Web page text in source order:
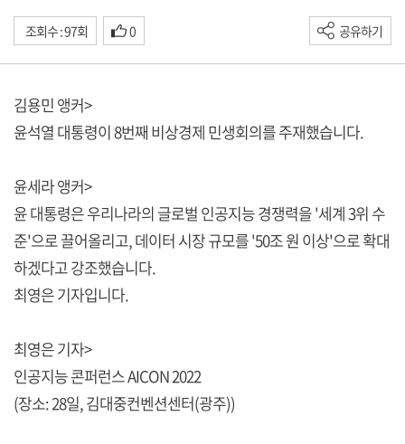
조회수 : 97회 0 공유하기
김용민 앵커>
윤석열 대통령이 8번째 비상경제 민생회의를 주재했습니다.
윤세라 앵커>
윤 대통령은 우리나라의 글로벌 인공지능 경쟁력을 '세계 3위 수
준'으로 끌어올리고, 데이터 시장 규모를 '50조 원 이상'으로 확대
하겠다고 강조했습니다.
최영은 기자입니다.
최영은 기자>
인공지능 콘퍼런스 AICON 2022
(장소: 28일, 김대중컨벤션센터(광주))